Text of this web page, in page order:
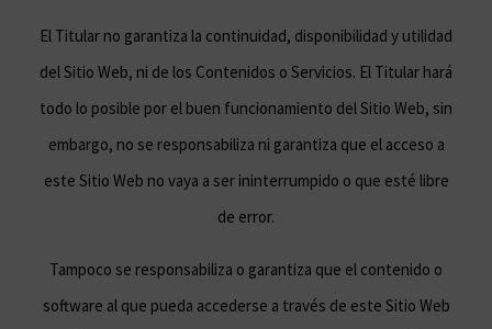
El Titular no garantiza la continuidad, disponibilidad y utilidad
del Sitio Web, ni de los Contenidos o Servicios. El Titular hará
todo lo posible por el buen funcionamiento del Sitio Web, sin
embargo, no se responsabiliza ni garantiza que el acceso a
este Sitio Web no vaya a ser ininterrumpido o que esté libre
de error.
Tampoco se responsabiliza o garantiza que el contenido o
software al que pueda accederse a través de este Sitio Web